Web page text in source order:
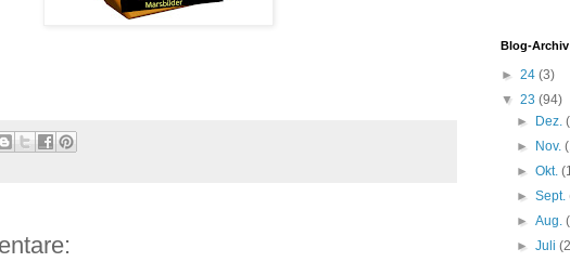
Blog-Archiv
► 24 (3)
▼ 23 (94)
►
Dez.
►
Nov.
►Okt.
►Sept.
►Aug.
►Juli